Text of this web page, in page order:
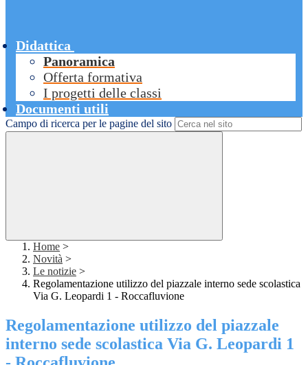
Didattica
Panoramica
Offerta formativa
I progetti delle classi
Documenti utili
Campo di ricerca per le pagine del sito
Home >
Novità >
Le notizie >
Regolamentazione utilizzo del piazzale interno sede scolastica
Via G. Leopardi 1 - Roccafluvione
Regolamentazione utilizzo del piazzale
interno sede scolastica Via G. Leopardi 1